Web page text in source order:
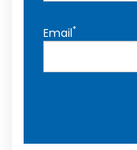
Email*